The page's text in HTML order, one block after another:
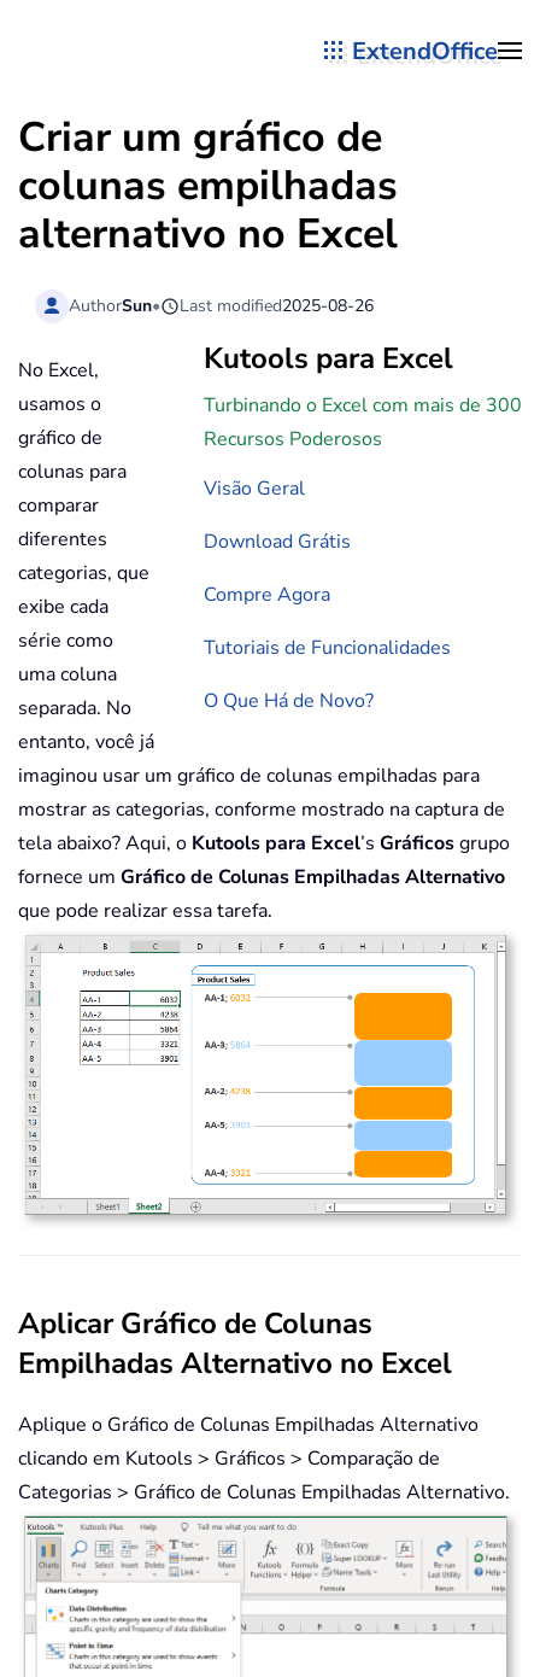
ExtendOffice
Criar um gráfico de
colunas empilhadas
alternativo no Excel
AuthorSun• Last modified2025-08-26
Kutools para Excel
Turbinando o Excel com mais de 300
Recursos Poderosos
Visão Geral
Download Grátis
Compre Agora
Tutoriais de Funcionalidades
O Que Há de Novo?
No Excel,
usamos o
gráfico de
colunas para
comparar
diferentes
categorias, que
exibe cada
série como
uma coluna
separada. No
entanto, você já
imaginou usar um gráfico de colunas empilhadas para
mostrar as categorias, conforme mostrado na captura de
tela abaixo? Aqui, o Kutools para Excel’s Gráficosgrupo
fornece um Gráfico de Colunas Empilhadas Alternativo
que pode realizar essa tarefa.
Aplicar Gráfico de Colunas
Empilhadas Alternativo no Excel
Aplique o Gráfico de Colunas Empilhadas Alternativo
clicando em Kutools > Gráficos > Comparação de
Categorias > Gráfico de Colunas Empilhadas Alternativo.